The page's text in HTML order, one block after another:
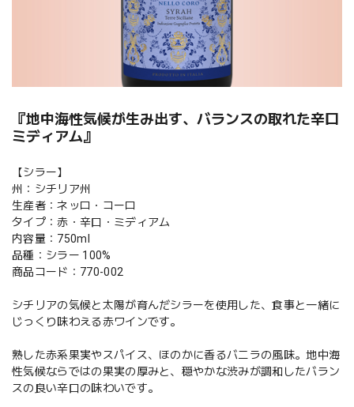
『地中海性気候が生み出す、バランスの取れた辛口
ミディアム』
【シラー】
州：シチリア州
生産者：ネッロ・コーロ
タイプ：赤・辛口・ミディアム
内容量：750ml
品種：シラー 100%
商品コード：770-002
シチリアの気候と太陽が育んだシラーを使用した、食事と一緒に
じっくり味わえる赤ワインです。
熟した赤系果実やスパイス、ほのかに香るバニラの風味。地中海
性気候ならではの果実の厚みと、穏やかな渋みが調和したバラン
スの良い辛口の味わいです。